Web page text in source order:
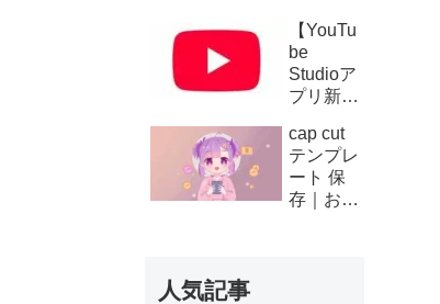
【YouTu
be
Studioア
プリ新機
チャンネ
ルの収
益・支払
い履歴が
cap cut
テンプレ
ート 保
存｜お気
人気記事